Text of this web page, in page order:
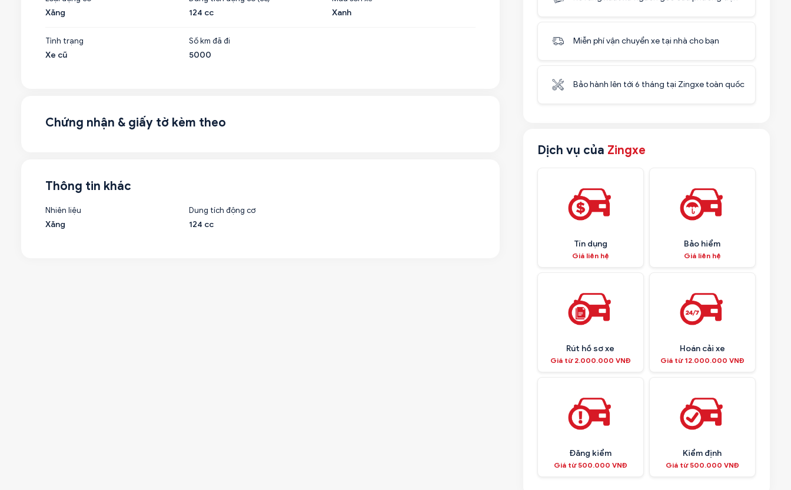
Miễn phí vận chuyển xe tại nhà cho bạn
Bảo hành lên tới 6 tháng tại Zingxe toàn quốc
Dịch vụ của Zingxe
Tín dụng
Giá liên hệ
Bảo hiểm
Giá liên hệ
Rút hồ sơ xe
Giá từ 2.000.000 VNĐ
Hoán cải xe
Giá từ 12.000.000 VNĐ
Đăng kiểm
Giá từ 500.000 VNĐ
Kiểm định
Giá từ 500.000 VNĐ
Xăng
124 cc
Xanh
Tình trạng
Xe cũ
Số km đã đi
5000
Chứng nhận & giấy tờ kèm theo
Thông tin khác
Nhiên liệu
Xăng
Dung tích động cơ
124 cc